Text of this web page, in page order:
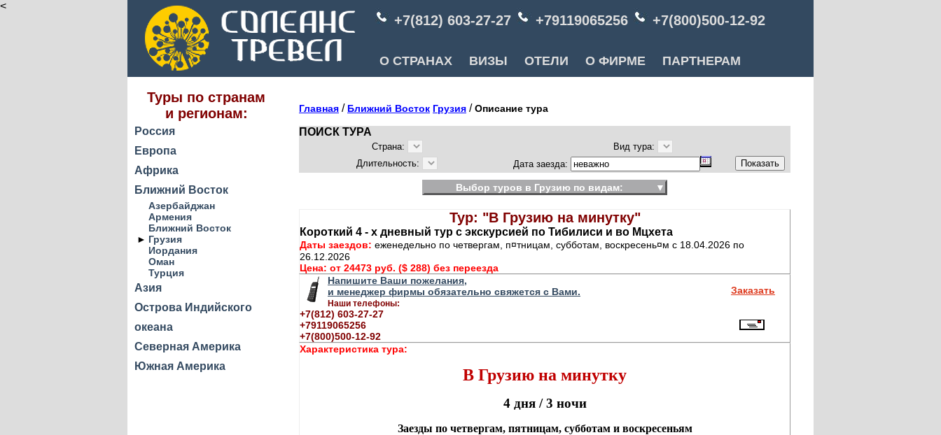
<
+7(812) 603-27-27 +79119065256 +7(800)500-12-92
О СТРАНАХ ВИЗЫ ОТЕЛИ О ФИРМЕ ПАРТНЕРАМ
Туры по странам
и регионам:
Россия
Европа
Африка
Ближний Восток
Азербайджан
Армения
Ближний Восток
► Грузия
Иордания
Оман
Турция
Азия
Острова Индийского
океана
Северная Америка
Южная Америка
Главная / Ближний Восток Грузия /Описание тура
ПОИСК ТУРА
Страна:
Вид тура:
Длительность:
Дата заезда:
Выбор туров в Грузию по видам: ▼
Тур: "В Грузию на минутку"
Короткий 4 - х дневный тур с экскурсией по Тибилиси и во Мцхета
Даты заездов: еженедельно по четвергам, п¤тницам, субботам, воскресень¤м с 18.04.2026 по
26.12.2026
Цена: от 24473 руб. ($ 288) без переезда
Напишите Ваши пожелания,
и менеджер фирмы обязательно свяжется с Вами.
Наши телефоны:
+7(812) 603-27-27
+79119065256
+7(800)500-12-92
Заказать
Характеристика тура:
В Грузию на минутку
4 дня / 3 ночи
Заезды по четвергам, пятницам, субботам и воскресеньям